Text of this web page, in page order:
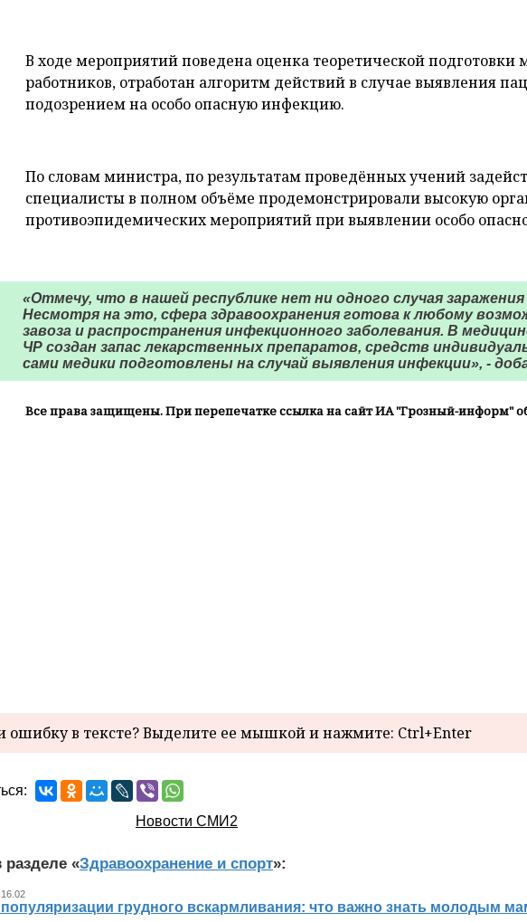
В ходе мероприятий поведена оценка теоретической подготовки
работников, отработан алгоритм действий в случае выявления
подозрением на особо опасную инфекцию.
По словам министра, по результатам проведённых учений
специалисты в полном объёме продемонстрировали высокую
противоэпидемических мероприятий при выявлении особо
«Отмечу, что в нашей республике нет ни одного случая заражения
Несмотря на это, сфера здравоохранения готова к любому
завоза и распространения инфекционного заболевания. В
ЧР создан запас лекарственных препаратов, средств
сами медики подготовлены на случай выявления инфекции», -
Все права защищены. При перепечатке ссылка на сайт ИА "Грозный-информ"
в тексте? Выделите ее мышкой и нажмите: Ctrl+Enter
Новости СМИ2
разделе «Здравоохранение и спорт»:
грудного вскармливания: что важно знать молодым